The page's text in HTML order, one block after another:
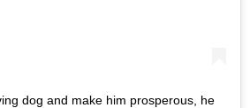
dog and make him prosperous, he